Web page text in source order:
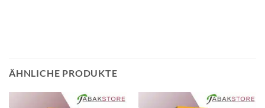
ÄHNLICHE PRODUKTE